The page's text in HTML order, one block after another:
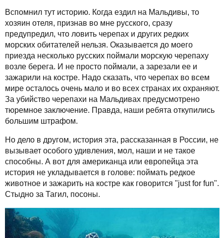
Вспомнил тут историю. Когда ездил на Мальдивы, то
хозяин отеля, признав во мне русского, сразу
предупредил, что ловить черепах и других редких
морских обитателей нельзя. Оказывается до моего
приезда несколько русских поймали морскую черепаху
возле берега. И не просто поймали, а зарезали ее и
зажарили на костре. Надо сказать, что черепах во всем
мире осталось очень мало и во всех странах их охраняют.
За убийство черепахи на Мальдивах предусмотрено
тюремное заключение. Правда, наши ребята откупились
большим штрафом.
Но дело в другом, история эта, рассказанная в России, не
вызывает особого удивления, мол, наши и не такое
способны. А вот для американца или европейца эта
история не укладывается в голове: поймать редкое
животное и зажарить на костре как говорится "just for fun".
Стыдно за Тагил, посоны.